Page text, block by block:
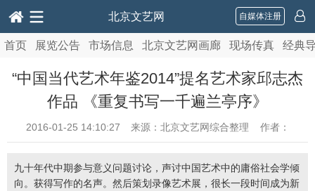
北京文艺网 自媒体注册
首页 展览公告 市场信息 北京文艺网画廊 现场传真 经典
“中国当代艺术年鉴2014”提名艺术家邱志杰
作品 《重复书写一千遍兰亭序》
2016-01-25 14:10:27 来源：北京文艺网综合整理 作者：
九十年代中期参与意义问题讨论，声讨中国艺术中的庸俗社会学倾
向。获得写作的名声。然后策划录像艺术展，很长一段时间成为新